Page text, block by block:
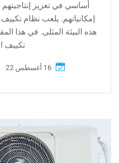
أساسي في تعزيز
إمكانياتهم. يلعب نظام تكييف
هذه البيئة المثلى. في هذا
تكييف
16 أغسطس 22